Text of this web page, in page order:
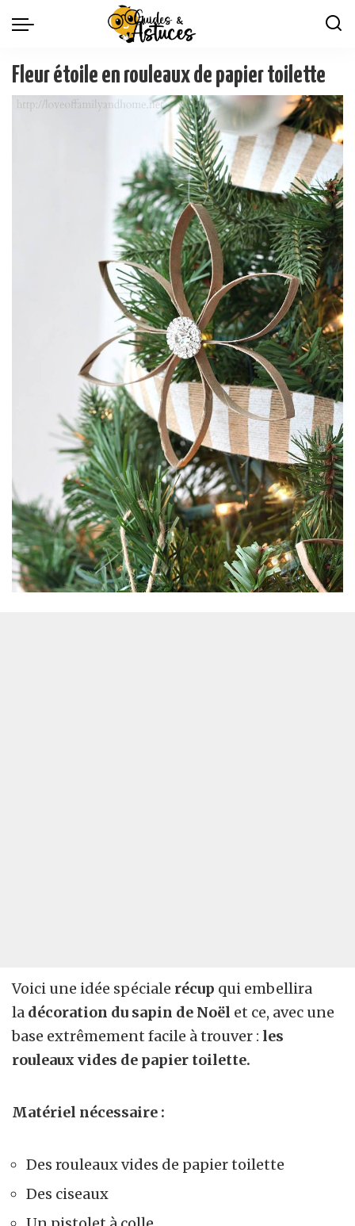
Fleur étoile en rouleaux de papier toilette
Voici une idée spéciale récup qui embellira
la décoration du sapin de Noël et ce, avec une
base extrêmement facile à trouver : les
rouleaux vides de papier toilette.
Matériel nécessaire :
Des rouleaux vides de papier toilette
Des ciseaux